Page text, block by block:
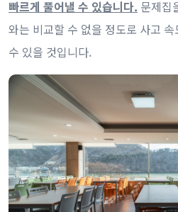
빠르게 풀어낼 수 있습니다. 문제집
와는 비교할 수 없을 정도로 사고
수 있을 것입니다.